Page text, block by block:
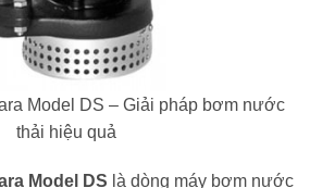
Model DS – Giải pháp bơm nước
thải hiệu quả
Model DS là dòng máy bơm nước